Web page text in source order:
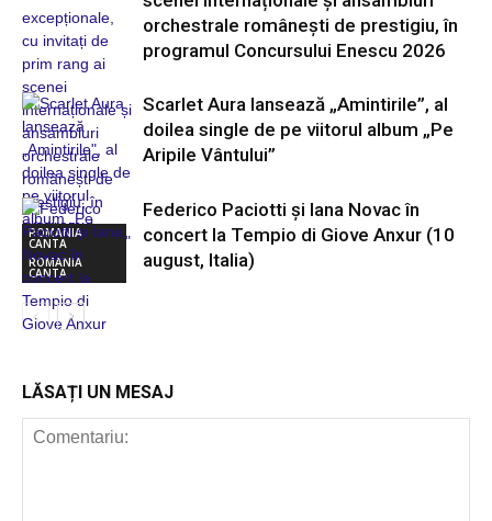
ROMANIA
CANTA
orchestrale românești de prestigiu, în
programul Concursului Enescu 2026
ROMANIA
CANTA
Scarlet Aura lansează „Amintirile”, al
doilea single de pe viitorul album „Pe
Aripile Vântului”
Federico Paciotti și Iana Novac în
concert la Tempio di Giove Anxur (10
august, Italia)
LĂSAȚI UN MESAJ